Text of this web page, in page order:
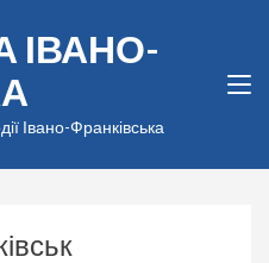
ІВАНО-
Івано-Франківська